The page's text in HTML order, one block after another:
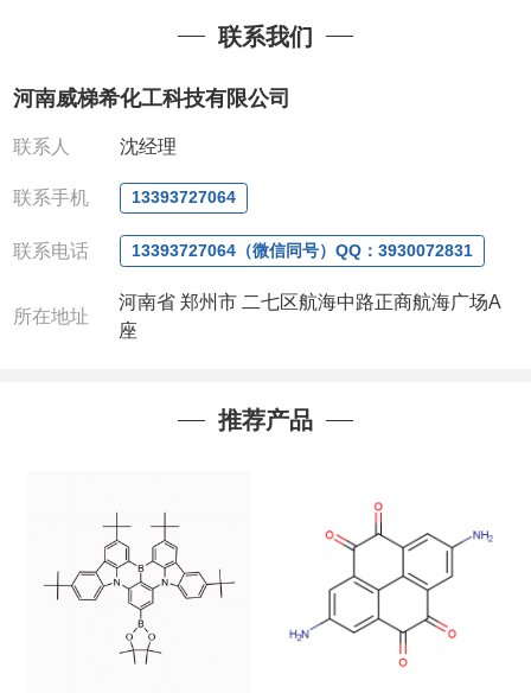
拥有一批长期从事精细化学品开发和生产的高级
技术人员，以及设备齐全的研发实验室和中试车间
产品详细价格、规格等请直接联系：
联系人：杨经理
微信：13393727064
公司对高校和国家科研机构可以先发货和开票后再付
系。出现质量问题，全额退款，并承担所有运费，欢
迎来电咨询相关产品，具体价格和优惠请联系或电
,会让您事半功倍!!!
联系我们
河南威梯希化工科技有限公司
联系人 沈经理
联系手机 13393727064
联系电话 13393727064（微信同号）QQ：3930072831
所在地址
河南省 郑州市 二七区航海中路正商航海广场A
座
推荐产品